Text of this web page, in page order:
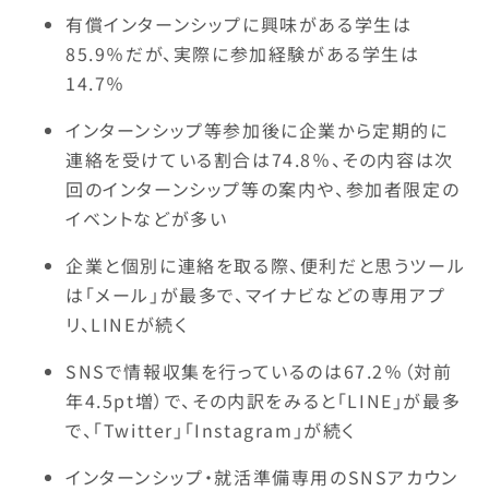
有償インターンシップに興味がある学生は
85.9％だが、実際に参加経験がある学生は
14.7％
インターンシップ等参加後に企業から定期的に
連絡を受けている割合は74.8％、その内容は次
回のインターンシップ等の案内や、参加者限定の
イベントなどが多い
企業と個別に連絡を取る際、便利だと思うツール
は「メール」が最多で、マイナビなどの専用アプ
リ、LINEが続く
SNSで情報収集を行っているのは67.2％（対前
年4.5pt増）で、その内訳をみると「LINE」が最多
で、「Twitter」「Instagram」が続く
インターンシップ・就活準備専用のSNSアカウン